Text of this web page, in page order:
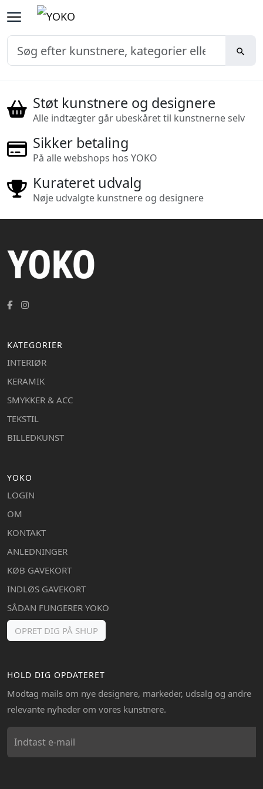
Støt kunstnere og designere
Alle indtægter går ubeskåret til kunstnerne selv
Sikker betaling
På alle webshops hos YOKO
Kurateret udvalg
Nøje udvalgte kunstnere og designere
KATEGORIER
INTERIØR
KERAMIK
SMYKKER & ACC
TEKSTIL
BILLEDKUNST
YOKO
LOGIN
OM
KONTAKT
ANLEDNINGER
KØB GAVEKORT
INDLØS GAVEKORT
SÅDAN FUNGERER YOKO
OPRET DIG PÅ SHUP
HOLD DIG OPDATERET
Modtag mails om nye designere, markeder, udsalg og andre
relevante nyheder om vores kunstnere.